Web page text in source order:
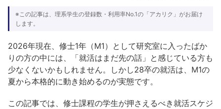
※この記事は、理系学生の登録数・利用率No.1の「アカリク」がお届け
します。
2026年現在、修士1年（M1）として研究室に入ったばか
りの方の中には、「就活はまだ先の話」と感じている方も
少なくないかもしれません。しかし28卒の就活は、M1の
夏から本格的に動き始めるのが実態です。
この記事では、修士課程の学生が押さえるべき就活スケジ